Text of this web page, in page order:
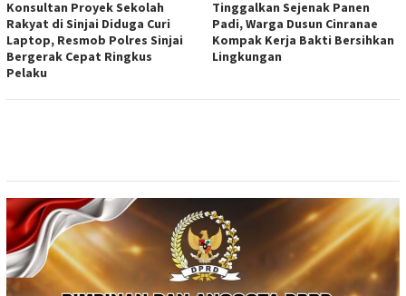
Konsultan Proyek Sekolah
Rakyat di Sinjai Diduga Curi
Laptop, Resmob Polres Sinjai
Bergerak Cepat Ringkus
Pelaku
Tinggalkan Sejenak Panen
Padi, Warga Dusun Cinranae
Kompak Kerja Bakti Bersihkan
Lingkungan